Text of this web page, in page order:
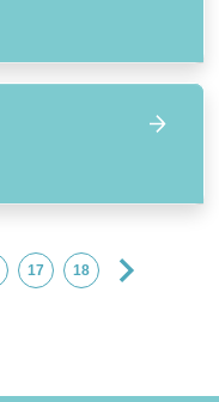
17 18